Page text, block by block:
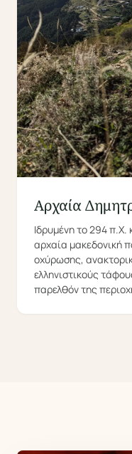
Αρχαία
Ιδρυμένη το 294
αρχαία μακεδονική
οχύρωσης,
ελληνιστικούς
παρελθόν της